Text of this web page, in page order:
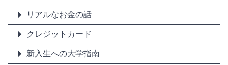
リアルなお金の話
クレジットカード
新入生への大学指南